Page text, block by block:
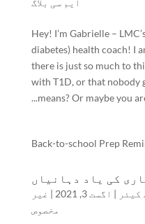
ایم سی بلاگ
Hey! I’m Gabrielle –
diabetes) health coach! I
there is just so much to
with T1D, or that nobody
means? Or maybe you
کی یاد دہانیاں
کیئر | اگست 3, 2021 | غیر
مخصوص